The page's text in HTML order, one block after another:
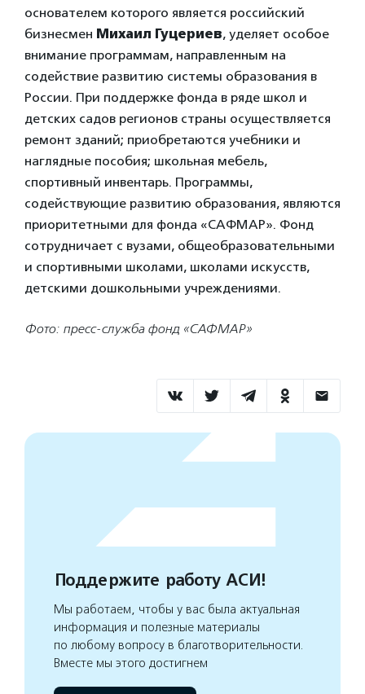
основателем которого является российский
бизнесмен Михаил Гуцериев, уделяет особое
внимание программам, направленным на
содействие развитию системы образования в
России. При поддержке фонда в ряде школ и
детских садов регионов страны осуществляется
ремонт зданий; приобретаются учебники и
наглядные пособия; школьная мебель,
спортивный инвентарь. Программы,
содействующие развитию образования, являются
приоритетными для фонда «САФМАР». Фонд
сотрудничает с вузами, общеобразовательными
и спортивными школами, школами искусств,
детскими дошкольными учреждениями.
Фото: пресс-служба фонд «САФМАР»
Поддержите работу АСИ!
Мы работаем, чтобы у вас была актуальная
информация и полезные материалы
по любому вопросу в благотворительности.
Вместе мы этого достигнем